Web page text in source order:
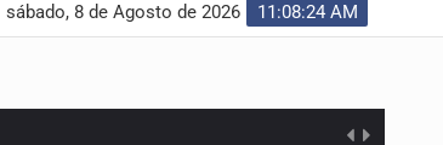
11:08:25 AM
sábado, 8 de Agosto de 2026